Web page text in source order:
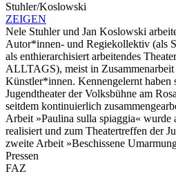
Stuhler/Koslowski
ZEIGEN
Nele Stuhler und Jan Koslowski
Autor*innen- und Regiekollektiv (als
als enthierarchisiert arbeitendes
ALLTAGS), meist in Zusammenarbeit
Künstler*innen. Kennengelernt haben
Jugendtheater der Volksbühne am
seitdem kontinuierlich
Arbeit »Paulina sulla spiaggia« wurde
realisiert und zum Theatertreffen der
zweite Arbeit »Beschissene
Pressen
FAZ